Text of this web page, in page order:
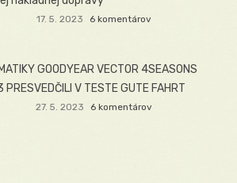
17. 5. 2023 6 komentárov
GOODYEAR VECTOR 4SEASONS
PRESVEDČILI V TESTE GUTE FAHRT
27. 5. 2023 6 komentárov